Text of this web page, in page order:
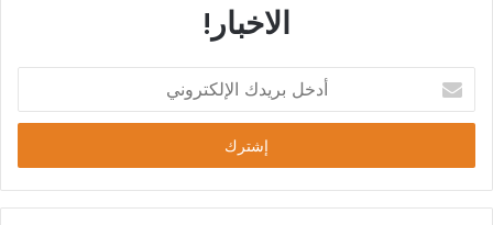
الاخبار!